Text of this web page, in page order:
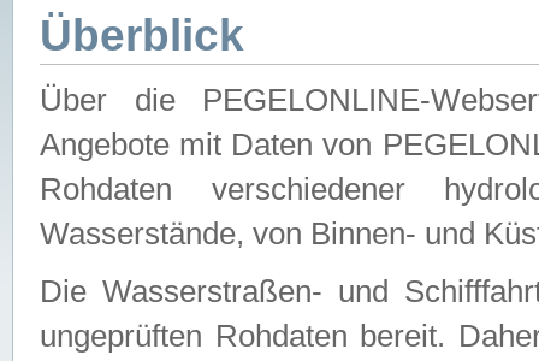
Überblick
Über die PEGELONLINE-
Angebote mit Daten von
Rohdaten verschiedener
Wasserstände, von Binnen- und
Die Wasserstraßen- und
ungeprüften Rohdaten bereit.